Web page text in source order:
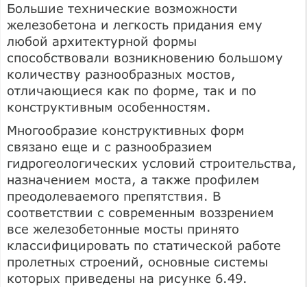
Большие технические возможности
железобетона и легкость придания ему
любой архитектурной формы
способствовали возникновению большому
коли­честву разнообразных мостов,
отличающиеся как по форме, так и по
конструк­тивным особенностям.
Многообразие конструктивных форм
связано еще и с разнообразием
гидрогеологических условий строительства,
назначением мос­та, а также профилем
преодолеваемого препятствия. В
соответствии с современным воззрением
все железобетонные мосты принято
классифицировать по статической работе
пролетных строений, основные системы
которых приведе­ны на рисунке 6.49.